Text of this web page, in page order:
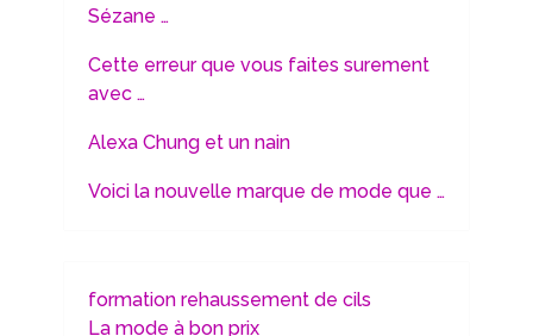
Sézane …
Cette erreur que vous faites surement
avec …
Alexa Chung et un nain
Voici la nouvelle marque de mode que …
formation rehaussement de cils
La mode à bon prix